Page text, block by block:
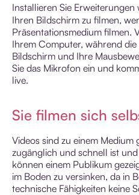
Installieren Sie Erweiterungen
Ihren Bildschirm zu filmen,
Präsentationsmedium filmen.
Ihrem Computer, während
Bildschirm und Ihre
Sie das Mikrofon ein und
live.
Sie filmen sich
Videos sind zu einem Medium
zugänglich und schnell ist
können einem Publikum
im Boden zu versinken, da in
technische Fähigkeiten keine